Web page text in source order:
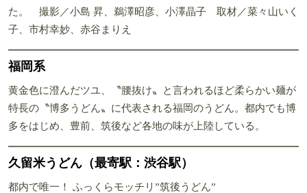
た。 撮影／小島 昇、鵜澤昭彦、小澤晶子 取材／菜々山いく
子、市村幸妙、赤谷まりえ
福岡系
黄金色に澄んだツユ、〝腰抜け〟と言われるほど柔らかい麺が
特長の〝博多うどん〟に代表される福岡のうどん。都内でも博
多をはじめ、豊前、筑後など各地の味が上陸している。
久留米うどん（最寄駅：渋谷駅）
都内で唯一！ ふっくらモッチリ”筑後うどん”